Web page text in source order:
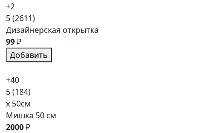
+2
5(2611)
Дизайнерская открытка
99₽
Добавить
+40
5(184)
x 50см
Мишка 50 см
2000₽